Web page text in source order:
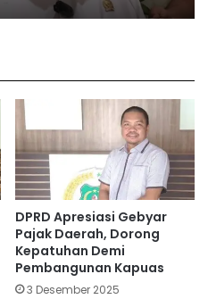
DPRD Apresiasi Gebyar
Pajak Daerah, Dorong
Kepatuhan Demi
Pembangunan Kapuas
3 Desember 2025